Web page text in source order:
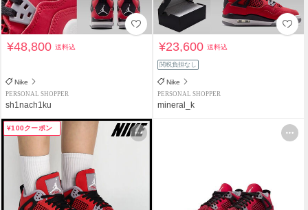
¥48,800送料込
Nike
PERSONAL SHOPPER
sh1nach1ku
¥23,600送料込
関税負担なし
Nike
PERSONAL SHOPPER
mineral_k
¥100クーポン